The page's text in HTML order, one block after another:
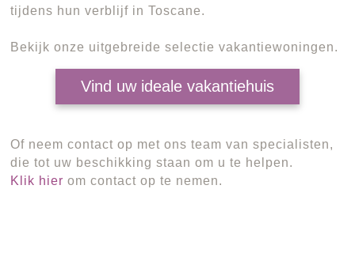
tijdens hun verblijf in Toscane.
Bekijk onze uitgebreide selectie vakantiewoningen.
Vind uw ideale vakantiehuis
Of neem contact op met ons team van specialisten,
die tot uw beschikking staan om u te helpen.
Klik hierom contact op te nemen.